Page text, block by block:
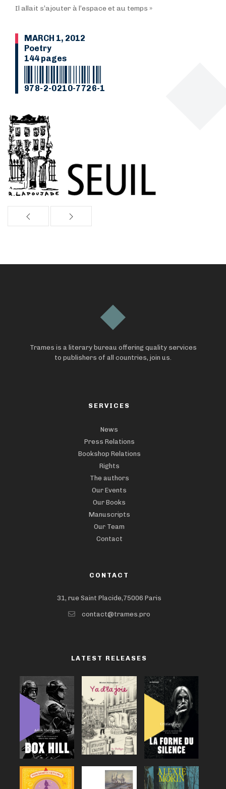
Il allait s’ajouter à l’espace et au temps »
MARCH 1, 2012
Poetry
144 pages
978-2-0210-7726-1
Trames is a literary bureau offering quality services
to publishers of all countries, join us.
SERVICES
News
Press Relations
Bookshop Relations
Rights
The authors
Our Events
Our Books
Manuscripts
Our Team
Contact
CONTACT
31, rue Saint Placide,75006 Paris
contact@trames.pro
LATEST RELEASES